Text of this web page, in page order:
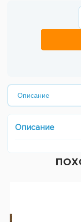
Описание